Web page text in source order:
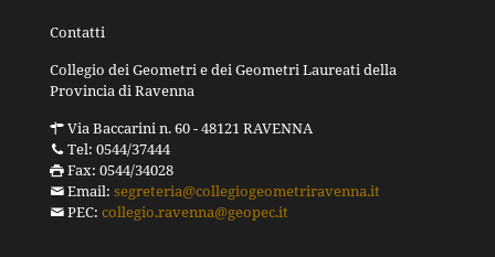
Contatti
Collegio dei Geometri e dei Geometri Laureati della
Provincia di Ravenna
Via Baccarini n. 60 - 48121 RAVENNA
Tel: 0544/37444
Fax: 0544/34028
Email: segreteria@collegiogeometriravenna.it
PEC: collegio.ravenna@geopec.it